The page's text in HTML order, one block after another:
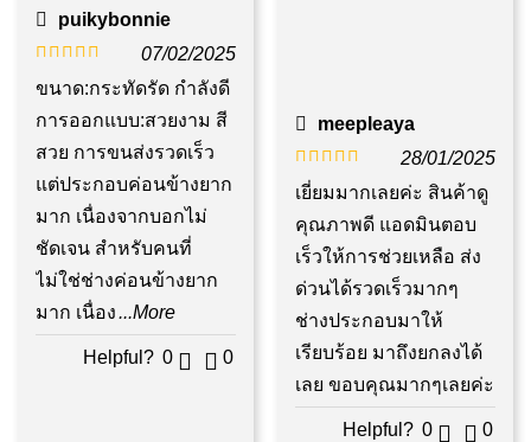
puikybonnie
ให้
คะแนน
4ตั้งแต่
1-5
คะแนน
07/02/2025
ขนาด:กระทัดรัด กำลังดี
การออกแบบ:สวยงาม สี
สวย การขนส่งรวดเร็ว
แต่ประกอบค่อนข้างยาก
มาก เนื่องจากบอกไม่
ชัดเจน สำหรับคนที่
ไม่ใช่ช่างค่อนข้างยาก
มาก เนื่อง...More
Helpful? 0 0
meepleaya
ให้คะแนน
5ตั้งแต่ 1-5
คะแนน
28/01/2025
เยี่ยมมากเลยค่ะ สินค้าดู
คุณภาพดี แอดมินตอบ
เร็วให้การช่วยเหลือ ส่ง
ด่วนได้รวดเร็วมากๆ
ช่างประกอบมาให้
เรียบร้อย มาถึงยกลงได้
เลย ขอบคุณมากๆเลยค่ะ
Helpful? 0 0